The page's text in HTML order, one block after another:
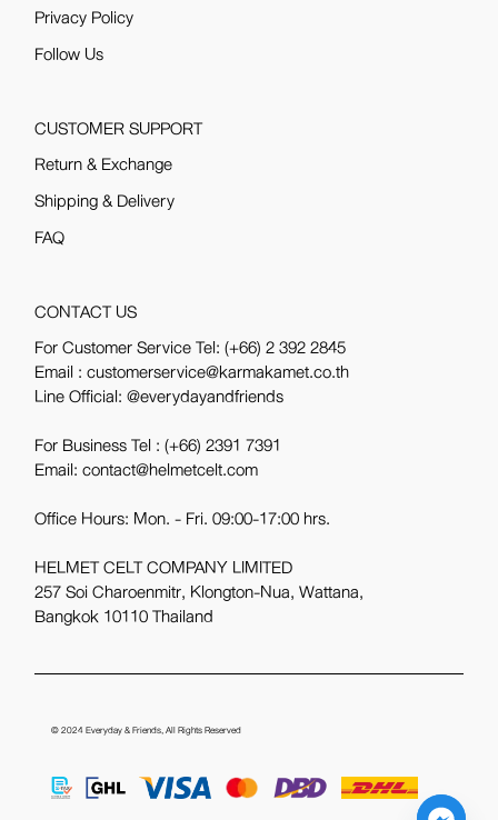
Privacy Policy
Follow Us
CUSTOMER SUPPORT
Return & Exchange
Shipping & Delivery
FAQ
CONTACT US
For Customer Service Tel:(+66) 2 392 2845
Email : customerservice@karmakamet.co.th
Line Official:@everydayandfriends
For Business Tel :(+66) 2391 7391
Email: contact@helmetcelt.com
Office Hours: Mon. - Fri. 09:00-17:00 hrs.
HELMET CELT COMPANY LIMITED
257 Soi Charoenmitr, Klongton-Nua, Wattana,
Bangkok 10110 Thailand
© 2024Everyday & Friends, All Rights Reserved